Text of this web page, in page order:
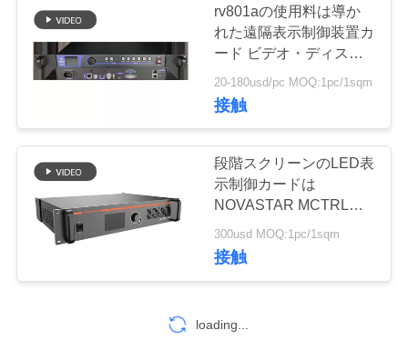
rv801aの使用料は導か
れた遠隔表示制御装置カ
ード ビデオ・ディスプ
レイのマトリックスのコ
ントローラーを導きまカ
ードを受け取ります
20-180usd/pc MOQ:1pc/1sqm
接触
段階スクリーンのLED表
示制御カードは
NOVASTAR MCTRL
1600のRoHS証明しまし
た
300usd MOQ:1pc/1sqm
接触
loading...